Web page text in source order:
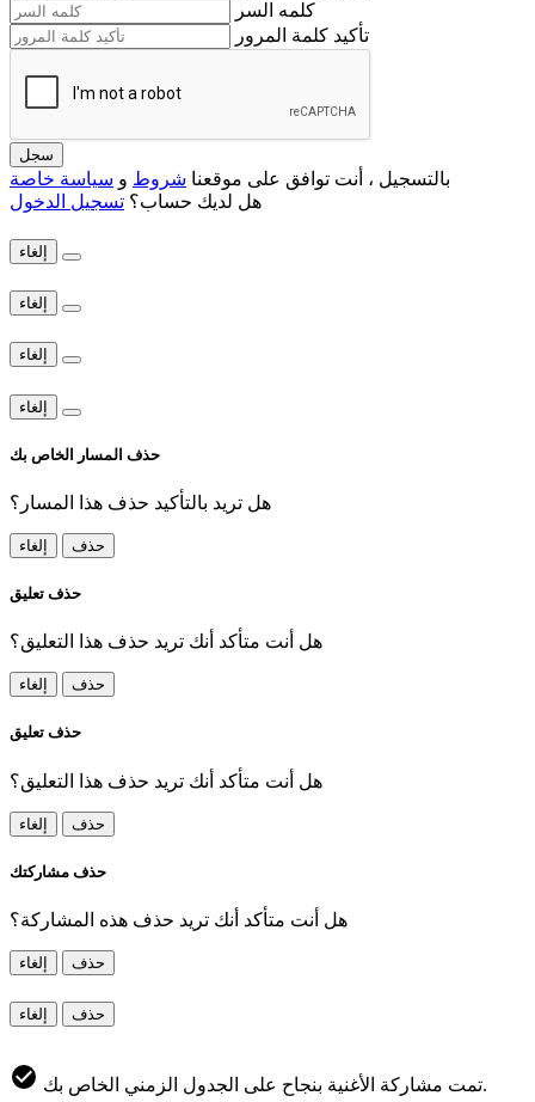
كلمه السر
تأكيد كلمة المرور
سجل
بالتسجيل ، أنت توافق على موقعنا شروط و سياسة خاصة
هل لديك حساب؟ تسجيل الدخول
إلغاء
إلغاء
إلغاء
إلغاء
حذف المسار الخاص بك
هل تريد بالتأكيد حذف هذا المسار؟
إلغاء حذف
حذف تعليق
هل أنت متأكد أنك تريد حذف هذا التعليق؟
إلغاء حذف
حذف تعليق
هل أنت متأكد أنك تريد حذف هذا التعليق؟
إلغاء حذف
حذف مشاركتك
هل أنت متأكد أنك تريد حذف هذه المشاركة؟
إلغاء حذف
إلغاء حذف
تمت مشاركة الأغنية بنجاح على الجدول الزمني الخاص بك.